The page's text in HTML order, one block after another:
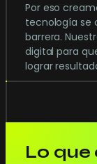
Por eso
tecnología se
barrera.
digital para
lograr
Lo que